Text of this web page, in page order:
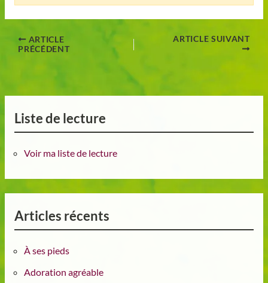
ARTICLE
PRÉCÉDENT
ARTICLE SUIVANT
Liste de lecture
Voir ma liste de lecture
Articles récents
À ses pieds
Adoration agréable